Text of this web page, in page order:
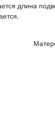
длина